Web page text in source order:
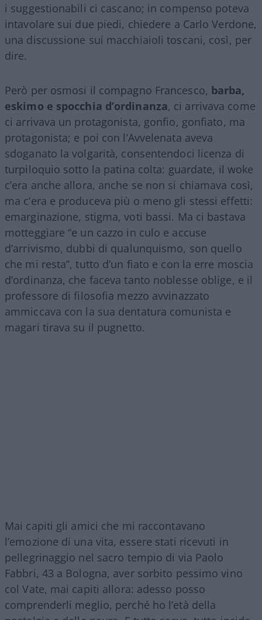
i suggestionabili ci cascano; in compenso poteva
intavolare sui due piedi, chiedere a Carlo Verdone,
una discussione sui macchiaioli toscani, così, per
dire.
Però per osmosi il compagno Francesco, barba,
eskimo e spocchia d’ordinanza, ci arrivava come
ci arrivava un protagonista, gonfio, gonfiato, ma
protagonista; e poi con l’Avvelenata aveva
sdoganato la volgarità, consentendoci licenza di
turpiloquio sotto la patina colta: guardate, il woke
c’era anche allora, anche se non si chiamava così,
ma c’era e produceva più o meno gli stessi effetti:
emarginazione, stigma, voti bassi. Ma ci bastava
motteggiare “e un cazzo in culo e accuse
d’arrivismo, dubbi di qualunquismo, son quello
che mi resta”, tutto d’un fiato e con la erre moscia
d’ordinanza, che faceva tanto noblesse oblige, e il
professore di filosofia mezzo avvinazzato
ammiccava con la sua dentatura comunista e
magari tirava su il pugnetto.
Mai capiti gli amici che mi raccontavano
l’emozione di una vita, essere stati ricevuti in
pellegrinaggio nel sacro tempio di via Paolo
Fabbri, 43 a Bologna, aver sorbito pessimo vino
col Vate, mai capiti allora: adesso posso
comprenderli meglio, perché ho l’età della